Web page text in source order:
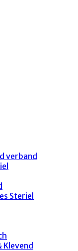
verband
Steriel
Klevend